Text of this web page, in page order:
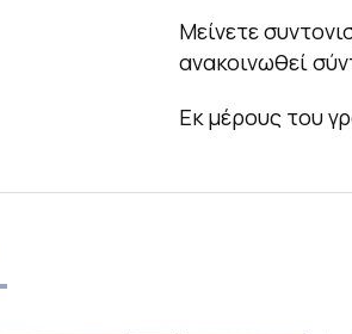
Μείνετε
ανακοινωθεί
Εκ μέρους του